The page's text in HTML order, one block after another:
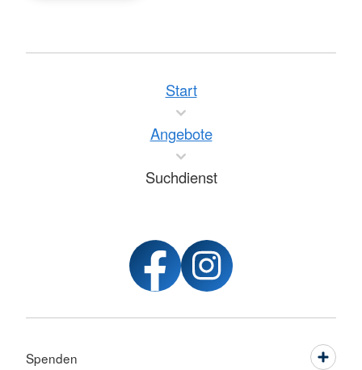
Start
Angebote
Suchdienst
Spenden